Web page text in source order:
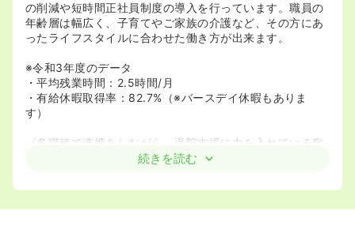
の削減や短時間正社員制度の導入を行っています。職員の
年齢層は幅広く、子育てやご家族の介護など、その方にあ
ったライフスタイルに合わせた働き方が出来ます。
※令和3年度のデータ
・平均残業時間：2.5時間/月
・有給休暇取得率：82.7%（※バースデイ休暇もありま
す）
《多職種で連携をしながら、退院支援に力を入れている病
の入退院数は120床の約40%に上ります。
続きを読む